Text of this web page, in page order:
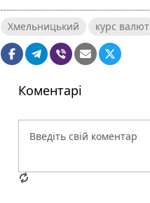
Хмельницький курс валют
Коментарі